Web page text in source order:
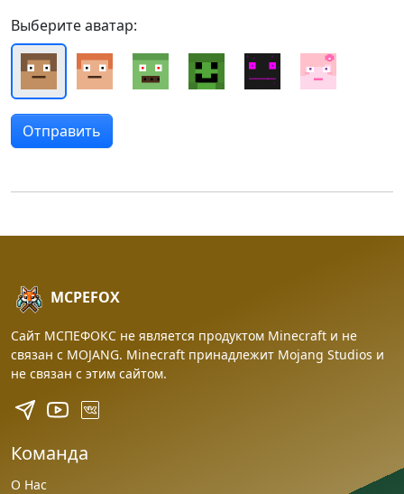
Выберите аватар:
MCPEFOX
Сайт МСПЕФОКС не является продуктом Minecraft и не
связан с MOJANG. Minecraft принадлежит Mojang Studios и
не связан с этим сайтом.
Команда
О Нас